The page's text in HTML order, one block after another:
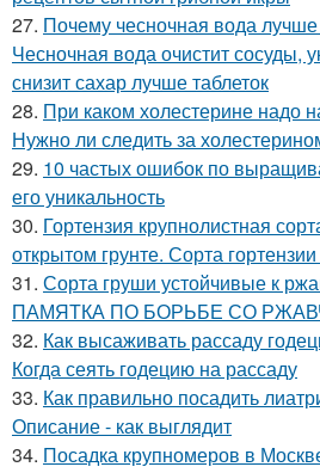
27. Почему чесночная вода лучше
Чесночная вода очистит сосуды,
снизит сахар лучше таблеток
28. При каком холестерине надо
Нужно ли следить за
29. 10 частых ошибок по
его уникальность
30. Гортензия крупнолистная
открытом грунте. Сорта
31. Сорта груши устойчивые к
ПАМЯТКА ПО БОРЬБЕ СО
32. Как высаживать рассаду
Когда сеять годецию на рассаду
33. Как правильно посадить
Описание - как выглядит
34. Посадка крупномеров в